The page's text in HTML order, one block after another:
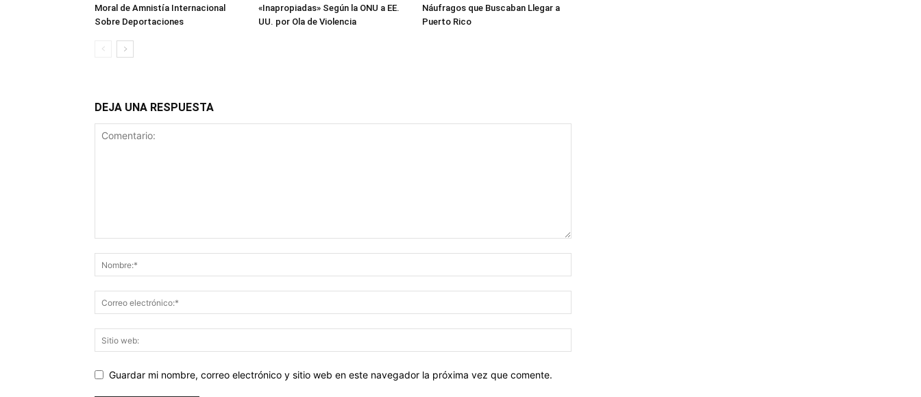
Moral de Amnistía Internacional
Sobre Deportaciones
«Inapropiadas» Según la ONU a EE.
UU. por Ola de Violencia
Náufragos que Buscaban Llegar a
Puerto Rico
DEJA UNA RESPUESTA
Guardar mi nombre, correo electrónico y sitio web en este navegador la próxima vez que comente.